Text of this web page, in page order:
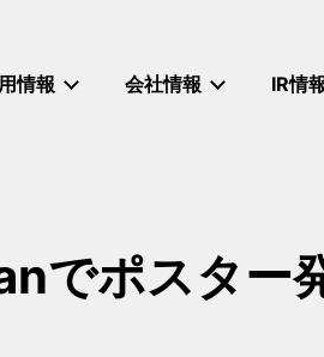
情報 会社情報 IR情
でポスター